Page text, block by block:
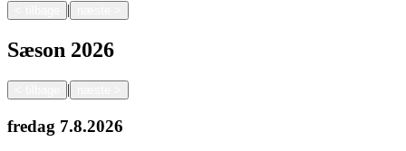
|
Sæson 2026
|
fredag 7.8.2026